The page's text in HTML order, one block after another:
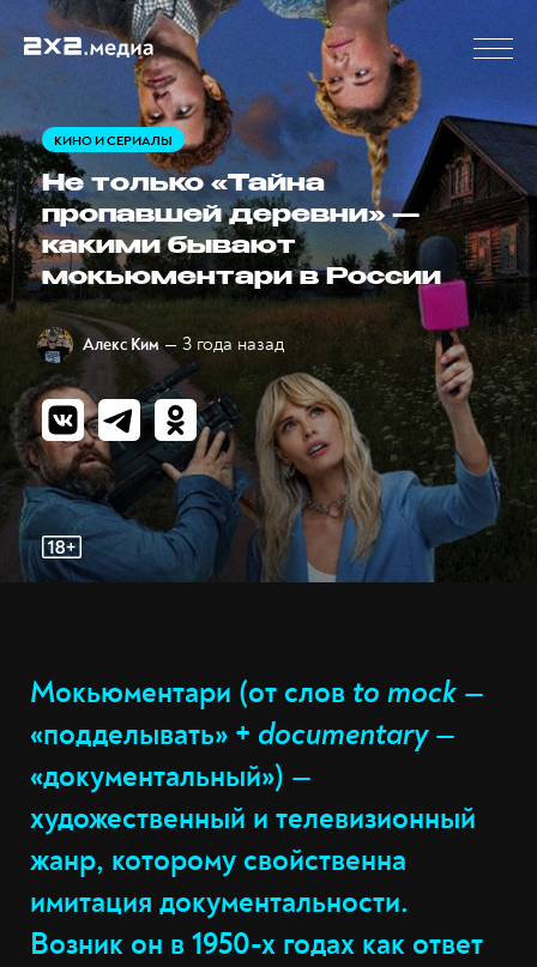
КИНО И СЕРИАЛЫ
Не только «Тайна
пропавшей деревни» —
какими бывают
мокьюментари в России
Алекс Ким — 3 года назад
Мокьюментари (от слов to mock —
«подделывать» + documentary—
«документальный») —
художественный и телевизионный
жанр, которому свойственна
имитация документальности.
Возник он в 1950-х годах как ответ